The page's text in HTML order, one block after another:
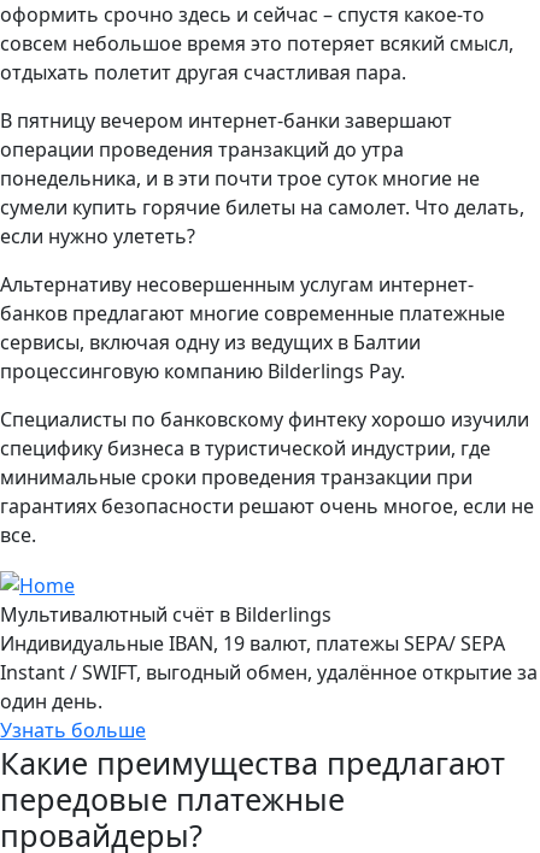
оформить срочно здесь и сейчас – спустя какое-то
совсем небольшое время это потеряет всякий смысл,
отдыхать полетит другая счастливая пара.
В пятницу вечером интернет-банки завершают
операции проведения транзакций до утра
понедельника, и в эти почти трое суток многие не
сумели купить горячие билеты на самолет. Что делать,
если нужно улететь?
Альтернативу несовершенным услугам интернет-
банков предлагают многие современные платежные
сервисы, включая одну из ведущих в Балтии
процессинговую компанию Bilderlings Pay.
Специалисты по банковскому финтеку хорошо изучили
специфику бизнеса в туристической индустрии, где
минимальные сроки проведения транзакции при
гарантиях безопасности решают очень многое, если не
все.
Мультивалютный счёт в Bilderlings
Индивидуальные IBAN, 19 валют, платежы SEPA/ SEPA
Instant / SWIFT, выгодный обмен, удалённое открытие за
один день.
Узнать больше
Какие преимущества предлагают
передовые платежные
провайдеры?